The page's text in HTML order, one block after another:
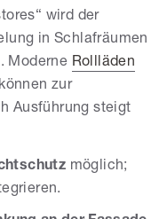
wird der
in Schlafräumen
Moderne Rollläden
zur
Ausführung steigt
möglich;